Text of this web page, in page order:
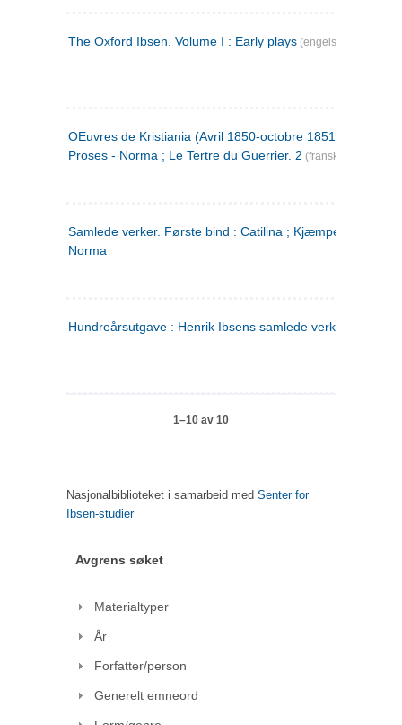
The Oxford Ibsen. Volume I : Early plays (engelsk)
OEuvres de Kristiania (Avril 1850-octobre 1851) : Poèmes
Proses - Norma ; Le Tertre du Guerrier. 2 (fransk)
Samlede verker. Første bind : Catilina ; Kjæmpehøien ;
Norma
Hundreårsutgave : Henrik Ibsens samlede verker. 1
1–10 av 10
Nasjonalbiblioteket i samarbeid med Senter for
Ibsen-studier
Avgrens søket
Materialtyper
År
Forfatter/person
Generelt emneord